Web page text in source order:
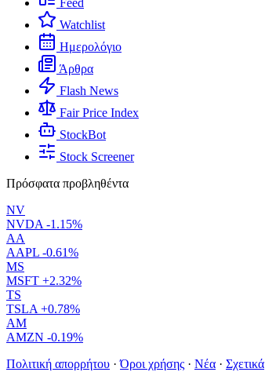
Feed
Watchlist
Ημερολόγιο
Άρθρα
Flash News
Fair Price Index
StockBot
Stock Screener
Πρόσφατα προβληθέντα
NV
NVDA -1.15%
AA
AAPL -0.61%
MS
MSFT +2.32%
TS
TSLA +0.78%
AM
AMZN -0.19%
Πολιτική απορρήτου · Όροι χρήσης · Νέα · Σχετικά